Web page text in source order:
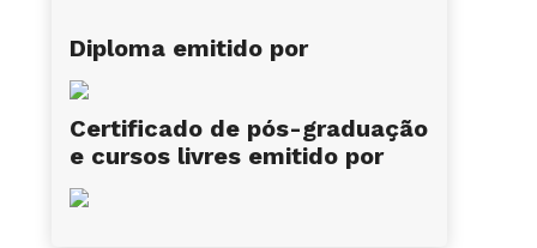
Diploma emitido por
Certificado de pós-graduação
e cursos livres emitido por